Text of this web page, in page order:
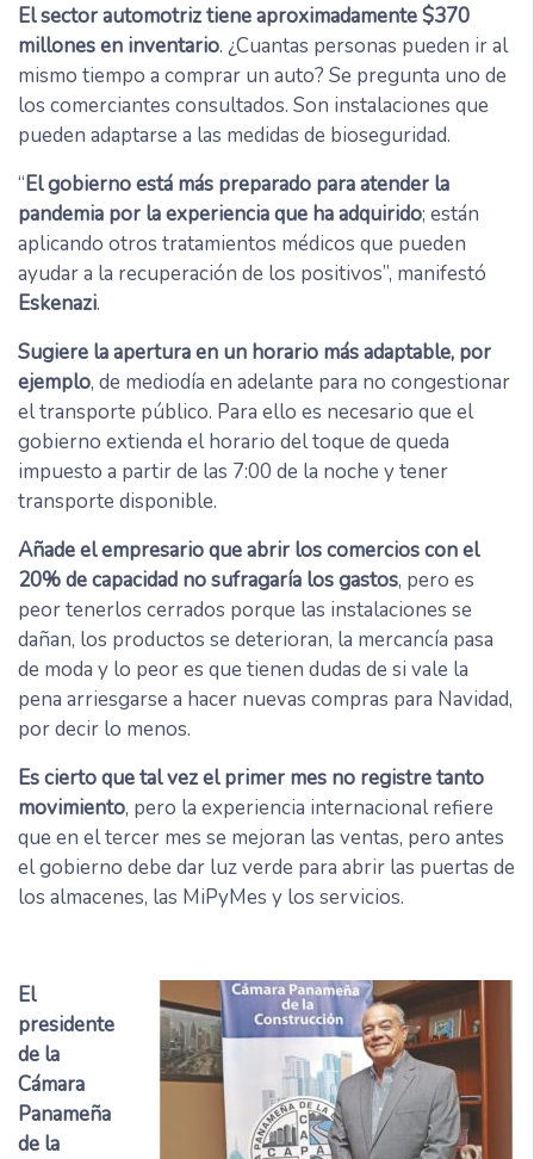
El sector automotriz tiene aproximadamente $370
millones en inventario. ¿Cuantas personas pueden ir al
mismo tiempo a comprar un auto? Se pregunta uno de
los comerciantes consultados. Son instalaciones que
pueden adaptarse a las medidas de bioseguridad.
“El gobierno está más preparado para atender la
pandemia por la experiencia que ha adquirido; están
aplicando otros tratamientos médicos que pueden
ayudar a la recuperación de los positivos”, manifestó
Eskenazi.
Sugiere la apertura en un horario más adaptable, por
ejemplo, de mediodía en adelante para no congestionar
el transporte público. Para ello es necesario que el
gobierno extienda el horario del toque de queda
impuesto a partir de las 7:00 de la noche y tener
transporte disponible.
Añade el empresario que abrir los comercios con el
20% de capacidad no sufragaría los gastos, pero es
peor tenerlos cerrados porque las instalaciones se
dañan, los productos se deterioran, la mercancía pasa
de moda y lo peor es que tienen dudas de si vale la
pena arriesgarse a hacer nuevas compras para Navidad,
por decir lo menos.
Es cierto que tal vez el primer mes no registre tanto
movimiento, pero la experiencia internacional refiere
que en el tercer mes se mejoran las ventas, pero antes
el gobierno debe dar luz verde para abrir las puertas de
los almacenes, las MiPyMes y los servicios.
El
presidente
de la
Cámara
Panameña
de la